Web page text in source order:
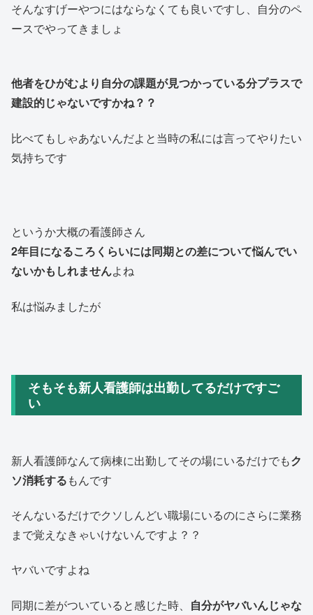
そんなすげーやつにはならなくても良いですし、自分のペ
ースでやってきましょ
他者をひがむより自分の課題が見つかっている分プラスで
建設的じゃないですかね？？
比べてもしゃあないんだよと当時の私には言ってやりたい
気持ちです
というか大概の看護師さん
2年目になるころくらいには同期との差について悩んでい
ないかもしれませんよね
私は悩みましたが
そもそも新人看護師は出勤してるだけですご
い
新人看護師なんて病棟に出勤してその場にいるだけでもク
ソ消耗するもんです
そんないるだけでクソしんどい職場にいるのにさらに業務
まで覚えなきゃいけないんですよ？？
ヤバいですよね
同期に差がついていると感じた時、 自分がヤバいんじゃな